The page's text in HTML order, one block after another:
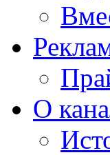
О